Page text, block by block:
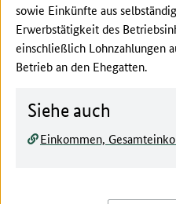
sowie Einkünfte aus
Erwerbstätigkeit des
einschließlich Lohnzahlungen
Betrieb an den Ehegatten.
Siehe auch
Einkommen,